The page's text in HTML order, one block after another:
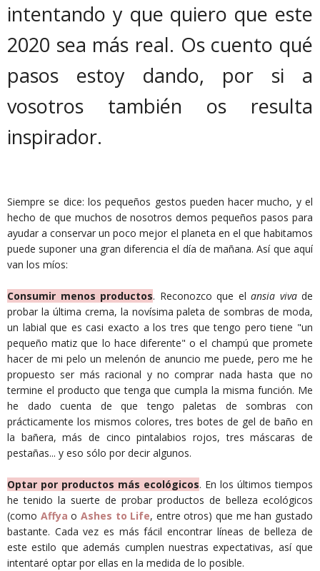
intentando y que quiero que este
2020 sea más real. Os cuento qué
pasos estoy dando, por si a
vosotros también os resulta
inspirador.
Siempre se dice: los pequeños gestos pueden hacer mucho, y el
hecho de que muchos de nosotros demos pequeños pasos para
ayudar a conservar un poco mejor el planeta en el que habitamos
puede suponer una gran diferencia el día de mañana. Así que aquí
van los míos:
Consumir menos productos. Reconozco que el ansia vivade
probar la última crema, la novísima paleta de sombras de moda,
un labial que es casi exacto a los tres que tengo pero tiene "un
pequeño matiz que lo hace diferente" o el champú que promete
hacer de mi pelo un melenón de anuncio me puede, pero me he
propuesto ser más racional y no comprar nada hasta que no
termine el producto que tenga que cumpla la misma función. Me
he dado cuenta de que tengo paletas de sombras con
prácticamente los mismos colores, tres botes de gel de baño en
la bañera, más de cinco pintalabios rojos, tres máscaras de
pestañas... y eso sólo por decir algunos.
Optar por productos más ecológicos. En los últimos tiempos
he tenido la suerte de probar productos de belleza ecológicos
(como Affya o Ashes to Life, entre otros) que me han gustado
bastante. Cada vez es más fácil encontrar líneas de belleza de
este estilo que además cumplen nuestras expectativas, así que
intentaré optar por ellas en la medida de lo posible.